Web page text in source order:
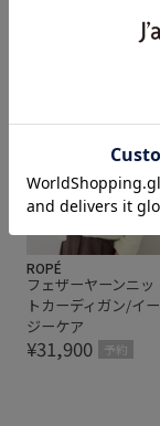
ROPÉ
フェザーヤーンニッ
トカーディガン/イー
ジーケア
¥31,900 予約